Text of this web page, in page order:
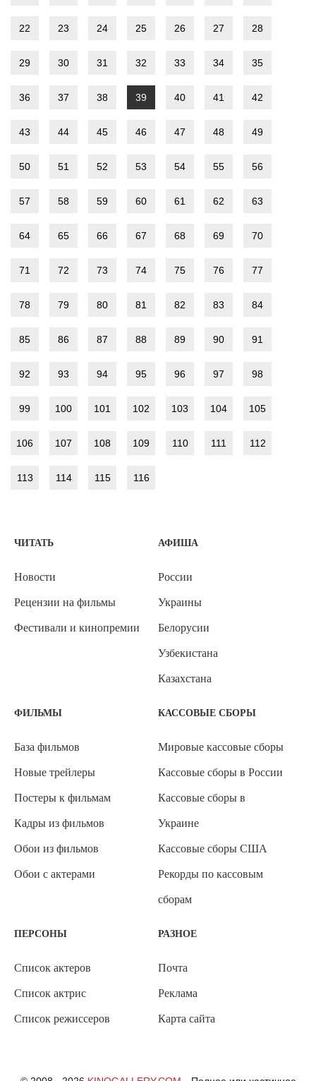
22 23 24 25 26 27 28
29 30 31 32 33 34 35
36 37 38 39 40 41 42
43 44 45 46 47 48 49
50 51 52 53 54 55 56
57 58 59 60 61 62 63
64 65 66 67 68 69 70
71 72 73 74 75 76 77
78 79 80 81 82 83 84
85 86 87 88 89 90 91
92 93 94 95 96 97 98
99 100 101 102 103 104 105
106 107 108 109 110 111 112
113 114 115 116
ЧИТАТЬ
Новости
Рецензии на фильмы
Фестивали и кинопремии
АФИША
России
Украины
Белорусии
Узбекистана
Казахстана
ФИЛЬМЫ
База фильмов
Новые трейлеры
Постеры к фильмам
Кадры из фильмов
Обои из фильмов
Обои с актерами
КАССОВЫЕ СБОРЫ
Мировые кассовые сборы
Кассовые сборы в России
Кассовые сборы в
Украине
Кассовые сборы США
Рекорды по кассовым
сборам
ПЕРСОНЫ
Список актеров
Список актрис
Список режиссеров
РАЗНОЕ
Почта
Реклама
Карта сайта